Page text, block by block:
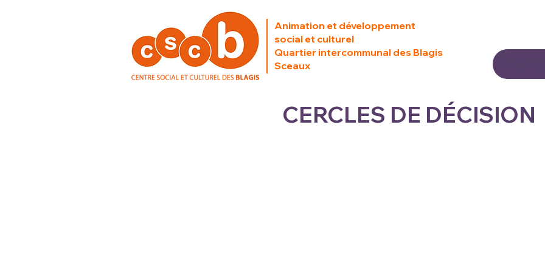
Animation et développement
social et culturel
Quartier intercommunal des Blagis
Sceaux
CERCLES DE DÉCISION